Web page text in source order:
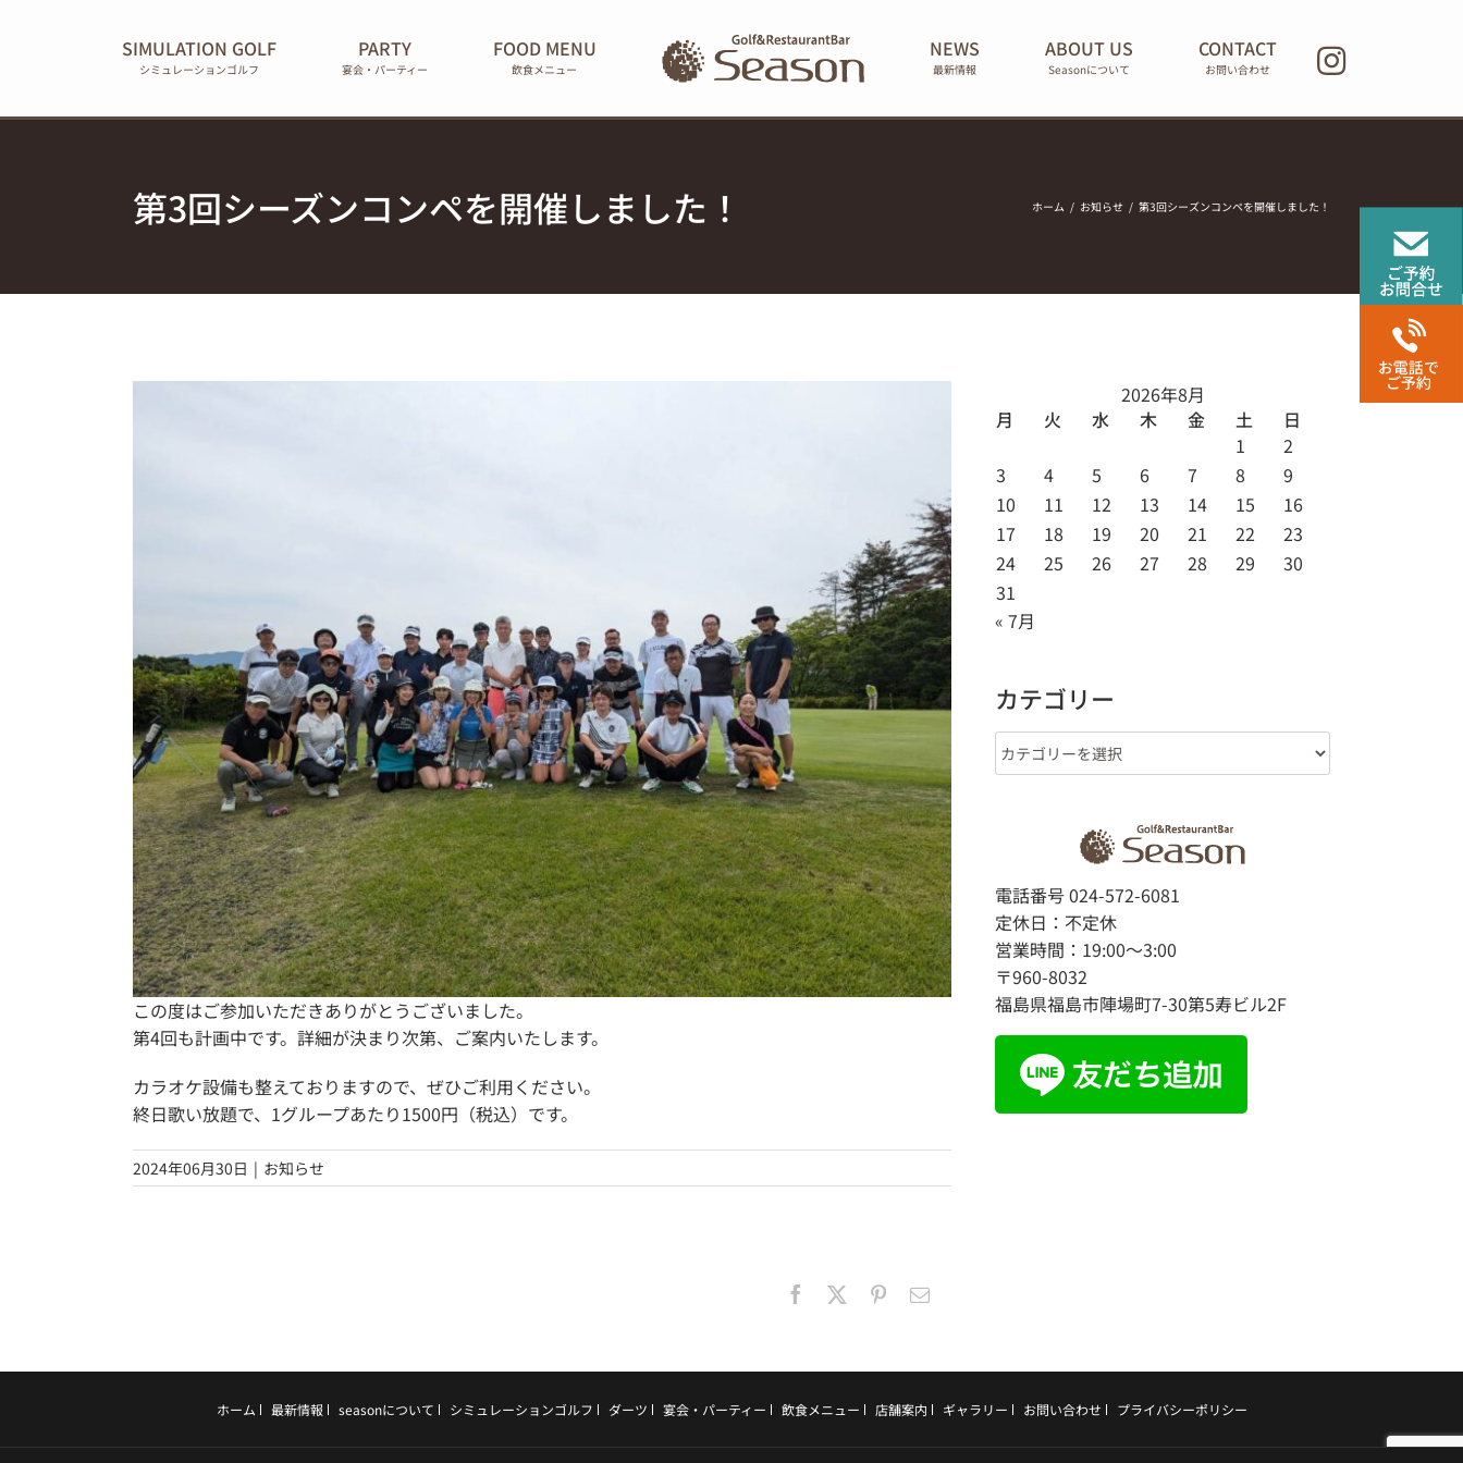
SIMULATION GOLF
シミュレーションゴルフ
PARTY
宴会・パーティー
FOOD MENU
飲食メニュー
NEWS
最新情報
ABOUT US
Seasonについて
CONTACT
お問い合わせ
第3回シーズンコンペを開催しました！ ホーム お知らせ 第3回シーズンコンペを開催しました！
この度はご参加いただきありがとうございました。
第4回も計画中です。詳細が決まり次第、ご案内いたします。
カラオケ設備も整えておりますので、ぜひご利用ください。
終日歌い放題で、1グループあたり1500円（税込）です。
2024年06月30日 | お知らせ
Facebook
Twitter Pinterest
電
ル
2026年8月
月
火 水 木 金 土
日
1
2
3
4 5 6 7 8
9
10
11 12 13 14 15
16
17
18 19 20 21 22
23
24
25 26 27 28 29
30
31
« 7月
カテゴリー
カ
テ
電話番号 024-572-6081
定休日：不定休
営業時間：19:00～3:00
〒960-8032
福島県福島市陣場町7-30第5寿ビル2F
ホーム 最新情報 seasonについて シミュレーションゴルフ ダーツ 宴会・パーティー 飲食メニュー 店舗案内 ギャラリー お問い合わせ プライバシーポリシー